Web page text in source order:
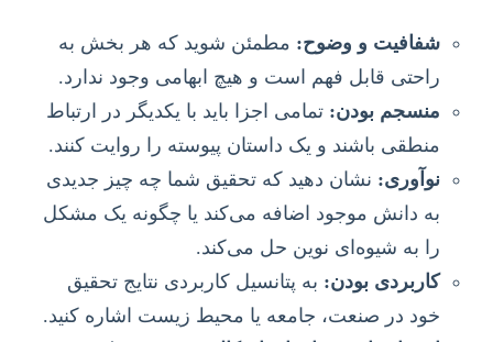
شفافیت و وضوح: مطمئن شوید که هر بخش به
راحتی قابل فهم است و هیچ ابهامی وجود ندارد.
منسجم بودن: تمامی اجزا باید با یکدیگر در ارتباط
منطقی باشند و یک داستان پیوسته را روایت کنند.
نوآوری: نشان دهید که تحقیق شما چه چیز جدیدی
به دانش موجود اضافه می‌کند یا چگونه یک مشکل
را به شیوه‌ای نوین حل می‌کند.
کاربردی بودن: به پتانسیل کاربردی نتایج تحقیق
خود در صنعت، جامعه یا محیط زیست اشاره کنید.